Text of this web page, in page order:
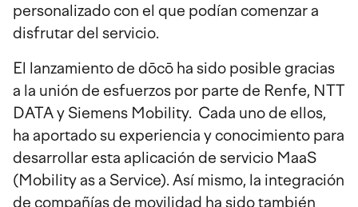
personalizado con el que podían comenzar a
disfrutar del servicio.
El lanzamiento de dōcō ha sido posible gracias
a la unión de esfuerzos por parte de Renfe, NTT
DATA y Siemens Mobility. Cada uno de ellos,
ha aportado su experiencia y conocimiento para
desarrollar esta aplicación de servicio MaaS
(Mobility as a Service). Así mismo, la integración
de compañías de movilidad ha sido también